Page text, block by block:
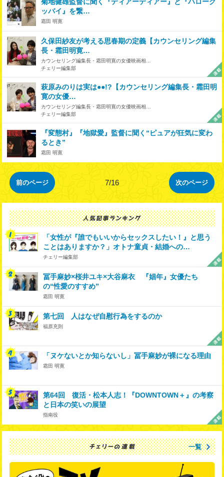
ッバイ』を繋…
霜田 明寛
久保田紗友が考える思春期の定義【カウンセリング編集
長・霜田明寛…
カウンセリング編集長・霜田明寛の女優映画相…
チェリー編集部
萩原みのりは実は●●!?【カウンセリング編集長・霜田明
寛の女優…
カウンセリング編集長・霜田明寛の女優映画相…
チェリー編集部
『変態村』『地獄愛』監督に聞く“ピュアが狂気に変わ
るとき”
霜田 明寛
7/16
前のページ 次のページ
「女性が『誰でもいいからセックスしたい！』と思う
ことはありますか？」オトナ童貞・結婚への…
チェリー編集部
冨手麻妙×桜井ユキ×大谷麻衣 『娼年』女優たち
の“性愛のすすめ”
霜田 明寛
第七回 人はなぜ自慰行為をするのか
福原充則
「ヌケないとか知らないし」冨手麻妙が裸になる理由
霜田 明寛
第64回 復活・松本人志！『DOWNTOWN＋』の考察
と日本の笑いの展望
指南役
一覧